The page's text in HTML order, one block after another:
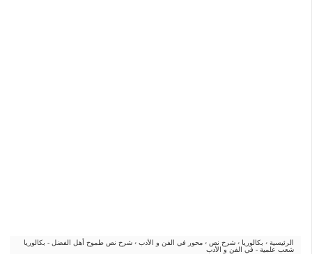
الرئيسية › بكالوريا › شرح نص › محور في الفن و الأدب › شرح نص طموح أهل الفضل - بكالوريا
شعب علمية - في الفن و الأدب